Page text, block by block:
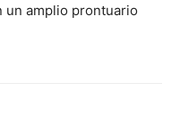
un amplio prontuario